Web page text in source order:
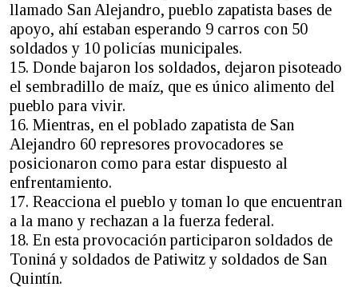
llamado San Alejandro, pueblo zapatista bases de
apoyo, ahí estaban esperando 9 carros con 50
soldados y 10 policías municipales.
15. Donde bajaron los soldados, dejaron pisoteado
el sembradillo de maíz, que es único alimento del
pueblo para vivir.
16. Mientras, en el poblado zapatista de San
Alejandro 60 represores provocadores se
posicionaron como para estar dispuesto al
enfrentamiento.
17. Reacciona el pueblo y toman lo que encuentran
a la mano y rechazan a la fuerza federal.
18. En esta provocación participaron soldados de
Toniná y soldados de Patiwitz y soldados de San
Quintín.